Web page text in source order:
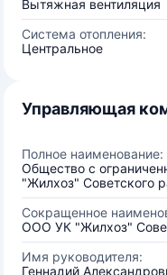
Вытяжная вентиляция
Система отопления:
Центральное
Управляющая
Полное наименование:
Общество с
"Жилхоз" Советского
Сокращенное
ООО УК "Жилхоз"
Имя руководителя:
Геннадий